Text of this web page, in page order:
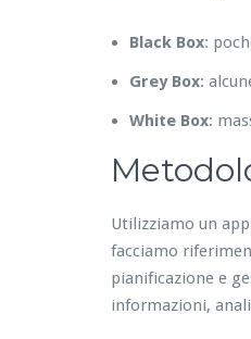
Black Box:
Grey Box:
White Box:
Utilizziamo un
facciamo
pianificazione e
informazioni,